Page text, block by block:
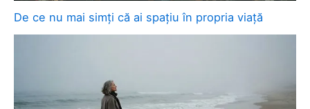
De ce nu mai simți că ai spațiu în propria viață